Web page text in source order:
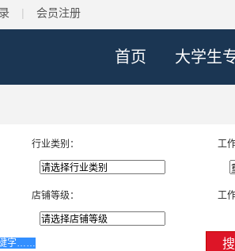
| 会员注册
首页 大学生
行业类别： 工
店铺等级： 工